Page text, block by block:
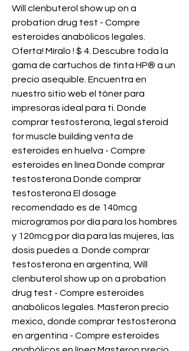
Will clenbuterol show up on a
probation drug test - Compre
esteroides anabólicos legales.
Oferta! Míralo ! $ 4. Descubre toda la
gama de cartuchos de tinta HP® a un
precio asequible. Encuentra en
nuestro sitio web el tóner para
impresoras ideal para ti. Donde
comprar testosterona, legal steroid
for muscle building venta de
esteroides en huelva - Compre
esteroides en línea Donde comprar
testosterona Donde comprar
testosterona El dosage
recomendado es de 140mcg
microgramos por día para los hombres
y 120mcg por día para las mujeres, las
dosis puedes a. Donde comprar
testosterona en argentina, Will
clenbuterol show up on a probation
drug test - Compre esteroides
anabólicos legales. Masteron precio
mexico, donde comprar testosterona
en argentina - Compre esteroides